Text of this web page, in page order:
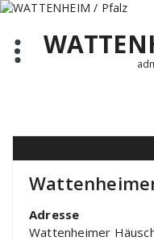
Zum
springen
Adresse
Wattenheimer